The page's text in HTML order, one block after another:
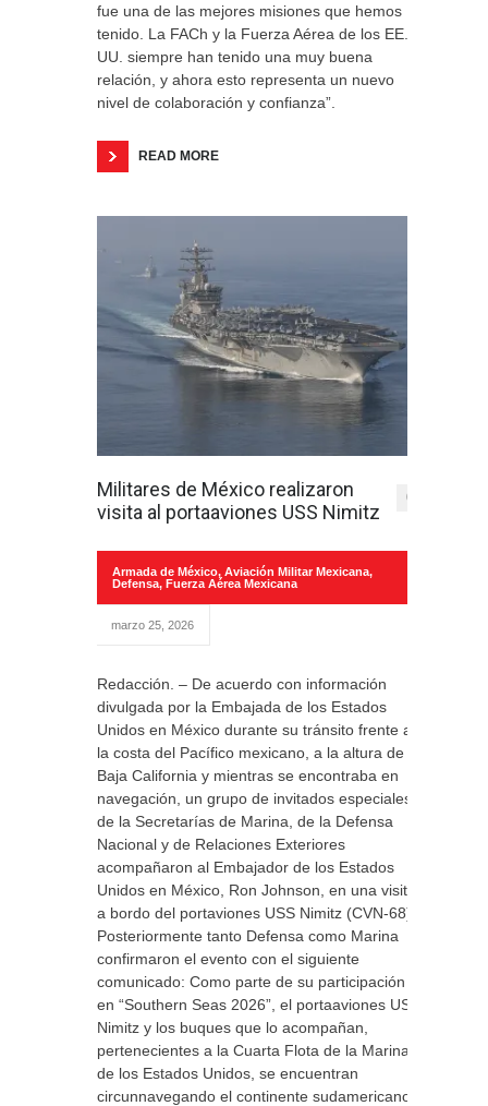
fue una de las mejores misiones que hemos
tenido. La FACh y la Fuerza Aérea de los EE.
UU. siempre han tenido una muy buena
relación, y ahora esto representa un nuevo
nivel de colaboración y confianza”.
READ MORE
Militares de México realizaron
visita al portaaviones USS Nimitz
0
Armada de México, Aviación Militar Mexicana,
Defensa, Fuerza Aérea Mexicana
marzo 25, 2026
Redacción. – De acuerdo con información
divulgada por la Embajada de los Estados
Unidos en México durante su tránsito frente a
la costa del Pacífico mexicano, a la altura de la
Baja California y mientras se encontraba en
navegación, un grupo de invitados especiales
de la Secretarías de Marina, de la Defensa
Nacional y de Relaciones Exteriores
acompañaron al Embajador de los Estados
Unidos en México, Ron Johnson, en una visita
a bordo del portaviones USS Nimitz (CVN-68)
Posteriormente tanto Defensa como Marina
confirmaron el evento con el siguiente
comunicado: Como parte de su participación
en “Southern Seas 2026”, el portaaviones USS
Nimitz y los buques que lo acompañan,
pertenecientes a la Cuarta Flota de la Marina
de los Estados Unidos, se encuentran
circunnavegando el continente sudamericano.